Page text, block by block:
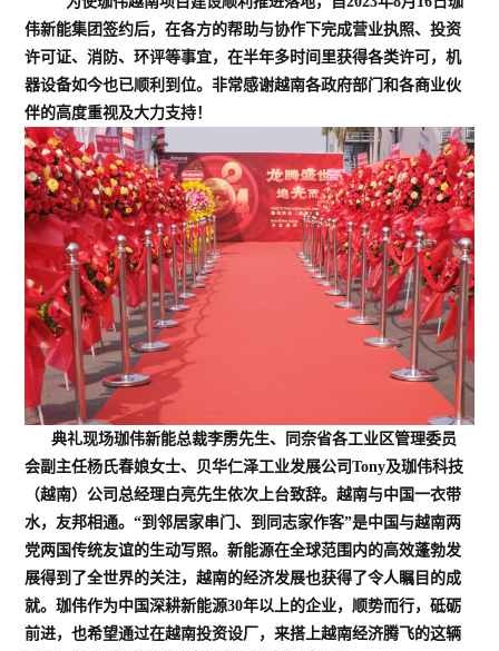
伟新能集团签约后，在各方的帮助与协作下完成营业执照、投资
许可证、消防、环评等事宜，在半年多时间里获得各类许可，机
器设备如今也已顺利到位。非常感谢越南各政府部门和各商业伙
伴的高度重视及大力支持！
典礼现场珈伟新能总裁李雳先生、同奈省各工业区管理委员
会副主任杨氏春娘女士、
贝华仁泽工业发展公司Tony及珈伟科技
（越南）公司总经理白亮先生依次上台致辞。越南与中国一衣带
水，友邦相通。“到邻居家串门、到同志家作客”是中国与越南两
党两国传统友谊的生动写照。新能源在全球范围内的高效蓬勃发
展得到了全世界的关注，越南的经济发展也获得了令人瞩目的成
就。珈伟作为中国深耕新能源30年以上的企业，顺势而行，砥砺
前进，也希望通过在越南投资设厂，来搭上越南经济腾飞的这辆